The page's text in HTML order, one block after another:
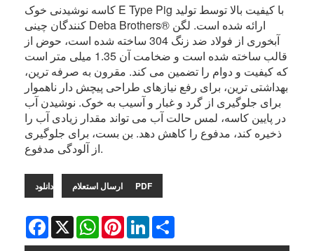
کاسه نوشیدنی خوک E Type Pig با کیفیت بالا توسط تولید
کنندگان چینی Deba Brothers® ارائه شده است. لگن
آبخوری از فولاد ضد زنگ 304 ساخته شده است، حوض از
قالب ساخته شده است و ضخامت آن 1.35 میلی متر است
که کیفیت و دوام را تضمین می کند. مقرون به صرفه ترین،
بهداشتی ترین، برای رفع نیازهای طراحی پیچش دار ناهموار
برای جلوگیری از گرد و غبار و آسیب به خوک. نوشیدن آب
در پایین کاسه، لمس حالت آب می تواند مقدار زیادی آب را
ذخیره کند، مدفوع را کاهش دهد. بن بست، برای جلوگیری
از آلودگی مدفوع.
ارسال استعلام دانلود PDF
Facebook
X WhatsAppPinterestLinkedIn